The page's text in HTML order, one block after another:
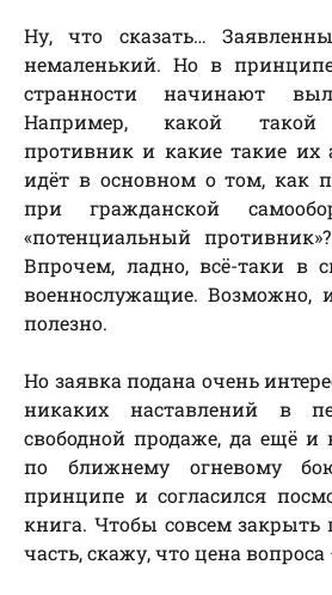
Ну, что сказать…
немаленький. Но в
странности начинают
Например, какой такой
противник и какие такие их
идёт в основном о том, как
при гражданской
«потенциальный
Впрочем, ладно, всё-таки в
военнослужащие. Возможно,
полезно.
Но заявка подана очень
никаких наставлений в
свободной продаже, да ещё и
по ближнему огневому
принципе и согласился
книга. Чтобы совсем закрыть
часть, скажу, что цена вопроса